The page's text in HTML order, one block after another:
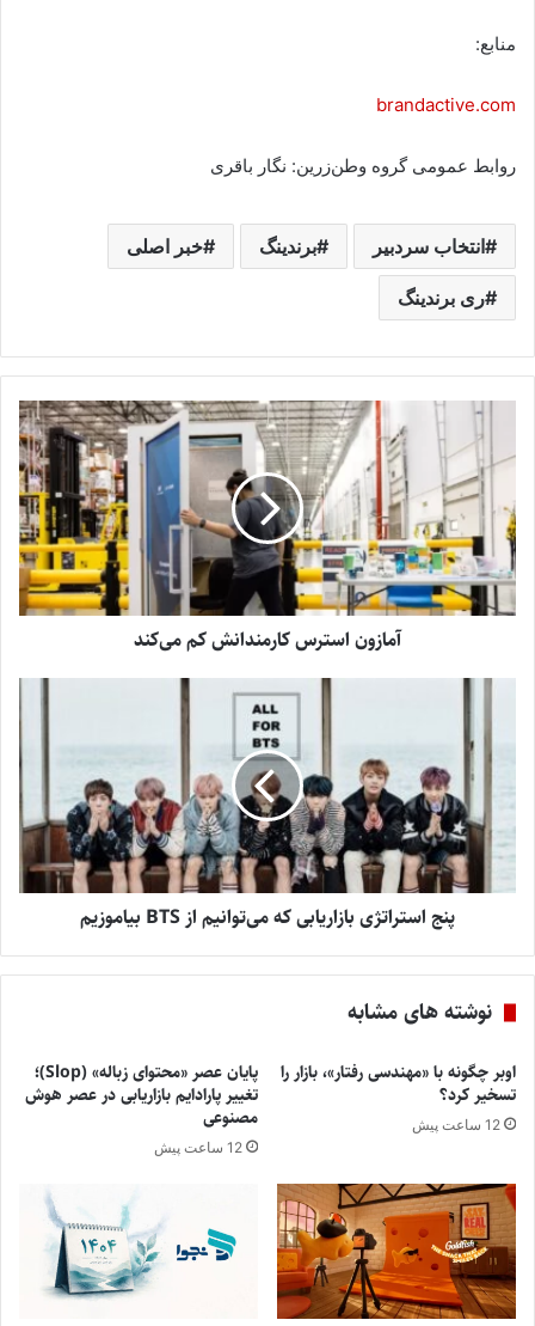
منابع:
brandactive.com
روابط عمومی گروه وطن‌زرین: نگار باقری
انتخاب سردبیر برندینگ خبر اصلی
ری برندینگ
آمازون استرس کارمندانش کم می‌کند
پنج استراتژی بازاریابی که می‌توانیم از BTS بیاموزیم
نوشته های مشابه
اوبر چگونه با «مهندسی رفتار»، بازار را
تسخیر کرد؟
12 ساعت پیش
پایان عصر «محتوای زباله» (Slop)؛
تغییر پارادایم بازاریابی در عصر هوش
مصنوعی
12 ساعت پیش